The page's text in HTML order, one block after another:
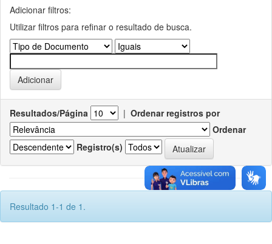
Adicionar filtros:
Utilizar filtros para refinar o resultado de busca.
Resultados/Página | Ordenar registros por
Ordenar
Registro(s)
Resultado 1-1 de 1.